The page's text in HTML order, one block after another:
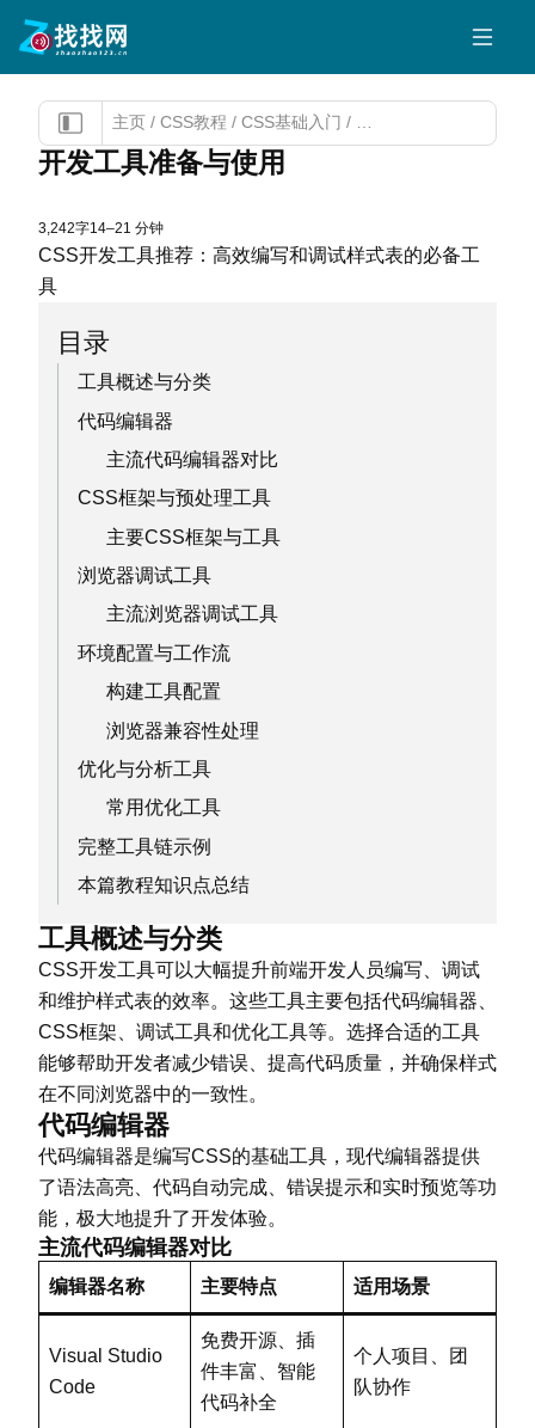
主页 / CSS教程 / CSS基础入门 / 开发工具准备与使用
开发工具准备与使用
3,242字14–21 分钟
CSS开发工具推荐：高效编写和调试样式表的必备工
具
目录
工具概述与分类
代码编辑器
主流代码编辑器对比
CSS框架与预处理工具
主要CSS框架与工具
浏览器调试工具
主流浏览器调试工具
环境配置与工作流
构建工具配置
浏览器兼容性处理
优化与分析工具
常用优化工具
完整工具链示例
本篇教程知识点总结
工具概述与分类
CSS开发工具可以大幅提升前端开发人员编写、调试
和维护样式表的效率。这些工具主要包括代码编辑器、
CSS框架、调试工具和优化工具等。选择合适的工具
能够帮助开发者减少错误、提高代码质量，并确保样式
在不同浏览器中的一致性。
代码编辑器
代码编辑器是编写CSS的基础工具，现代编辑器提供
了语法高亮、代码自动完成、错误提示和实时预览等功
能，极大地提升了开发体验。
主流代码编辑器对比
编辑器名称 主要特点 适用场景
Visual Studio
Code
免费开源、插
件丰富、智能
代码补全
个人项目、团
队协作